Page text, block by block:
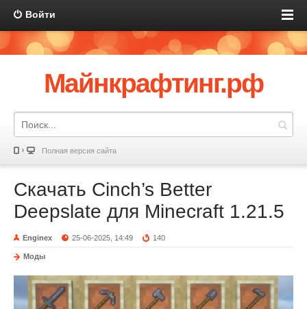
Войти
Майнкрафтинг.рф
Полная версия сайта
Скачать Cinch’s Better
Deepslate для Minecraft 1.21.5
Enginex 25-06-2025, 14:49 140
Моды